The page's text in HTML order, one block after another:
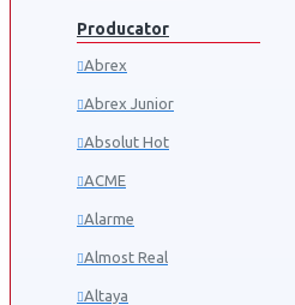
Producator
Abrex
Abrex Junior
Absolut Hot
ACME
Alarme
Almost Real
Altaya